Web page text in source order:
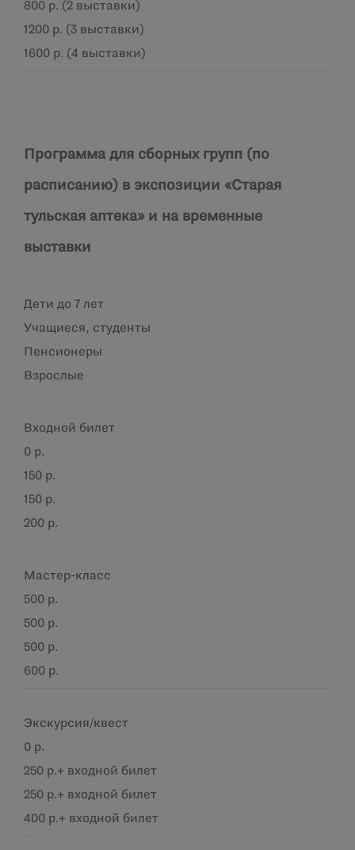
800 р. (2 выставки)
1200 р. (3 выставки)
1600 р. (4 выставки)
Программа для сборных групп (по
расписанию) в экспозиции «Старая
тульская аптека» и на временные
выставки
Дети до 7 лет
Учащиеся, студенты
Пенсионеры
Взрослые
Входной билет
0 р.
150 р.
150 р.
200 р.
Мастер-класс
500 р.
500 р.
500 р.
600 р.
Экскурсия/квест
0 р.
250 р.+ входной билет
250 р.+ входной билет
400 р.+ входной билет